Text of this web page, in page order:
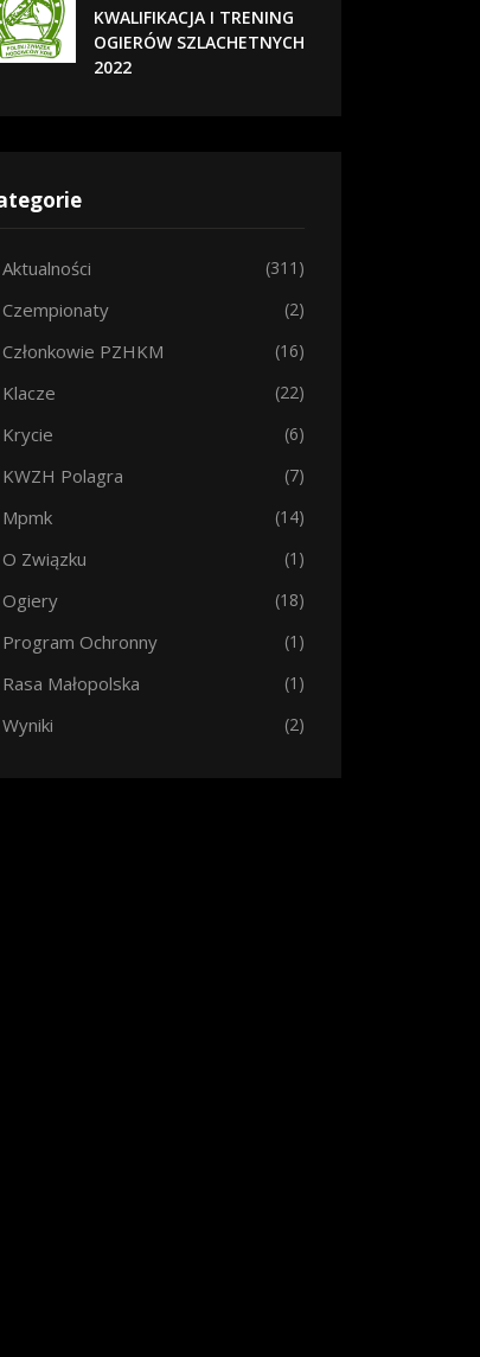
KWALIFIKACJA I TRENING
OGIERÓW SZLACHETNYCH
2022
Aktualności (311)
Czempionaty (2)
Członkowie PZHKM (16)
Klacze (22)
Krycie (6)
KWZH Polagra (7)
Mpmk (14)
O Związku (1)
Ogiery (18)
Program Ochronny (1)
Rasa Małopolska (1)
Wyniki (2)